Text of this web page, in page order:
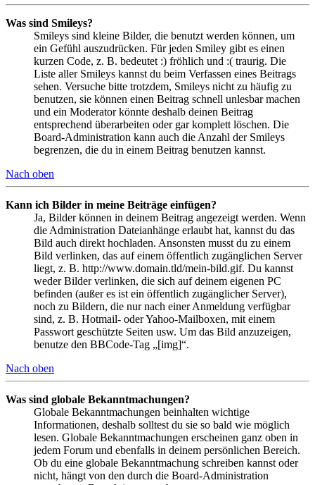
Was sind Smileys?
Smileys sind kleine Bilder, die benutzt werden können, um
ein Gefühl auszudrücken. Für jeden Smiley gibt es einen
kurzen Code, z. B. bedeutet :) fröhlich und :( traurig. Die
Liste aller Smileys kannst du beim Verfassen eines Beitrags
sehen. Versuche bitte trotzdem, Smileys nicht zu häufig zu
benutzen, sie können einen Beitrag schnell unlesbar machen
und ein Moderator könnte deshalb deinen Beitrag
entsprechend überarbeiten oder gar komplett löschen. Die
Board-Administration kann auch die Anzahl der Smileys
begrenzen, die du in einem Beitrag benutzen kannst.
Nach oben
Kann ich Bilder in meine Beiträge einfügen?
Ja, Bilder können in deinem Beitrag angezeigt werden. Wenn
die Administration Dateianhänge erlaubt hat, kannst du das
Bild auch direkt hochladen. Ansonsten musst du zu einem
Bild verlinken, das auf einem öffentlich zugänglichen Server
liegt, z. B. http://www.domain.tld/mein-bild.gif. Du kannst
weder Bilder verlinken, die sich auf deinem eigenen PC
befinden (außer es ist ein öffentlich zugänglicher Server),
noch zu Bildern, die nur nach einer Anmeldung verfügbar
sind, z. B. Hotmail- oder Yahoo-Mailboxen, mit einem
Passwort geschützte Seiten usw. Um das Bild anzuzeigen,
benutze den BBCode-Tag „[img]“.
Nach oben
Was sind globale Bekanntmachungen?
Globale Bekanntmachungen beinhalten wichtige
Informationen, deshalb solltest du sie so bald wie möglich
lesen. Globale Bekanntmachungen erscheinen ganz oben in
jedem Forum und ebenfalls in deinem persönlichen Bereich.
Ob du eine globale Bekanntmachung schreiben kannst oder
nicht, hängt von den durch die Board-Administration